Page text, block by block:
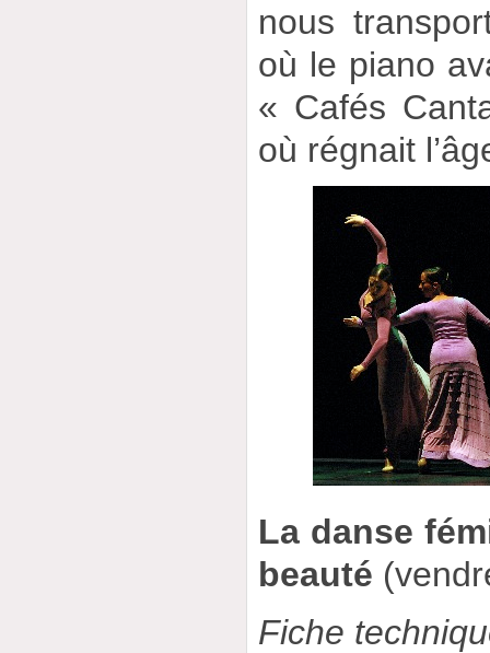
nous
où le piano
« Cafés
où régnait
La danse
beauté
Fiche